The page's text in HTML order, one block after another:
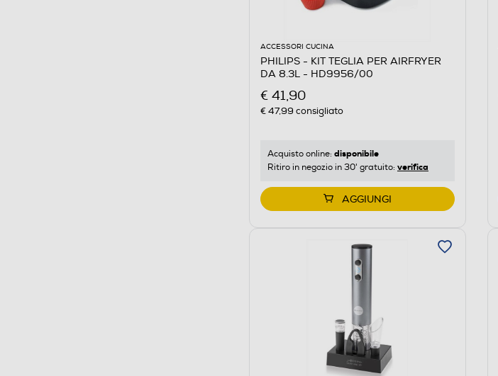
ACCESSORI CUCINA
PHILIPS - KIT TEGLIA PER AIRFRYER
DA 8.3L - HD9956/00
€ 41,90
€ 47,99 consigliato
Acquisto online: disponibile
Ritiro in negozio in 30' gratuito: verifica
AGGIUNGI